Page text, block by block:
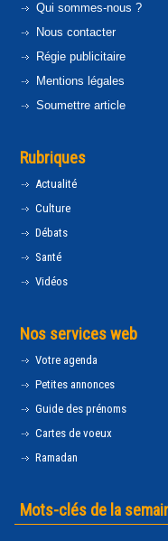
Qui sommes-nous ?
Nous contacter
Régie publicitaire
Mentions légales
Soumettre article
Rubriques
Actualité
Culture
Débats
Santé
Vidéos
Nos services web
Votre agenda
Petites annonces
Guide des prénoms
Cartes de voeux
Ramadan
Mots-clés de la